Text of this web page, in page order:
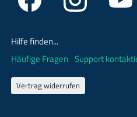
Hilfe finden...
Häufige Fragen Support
Vertrag widerrufen